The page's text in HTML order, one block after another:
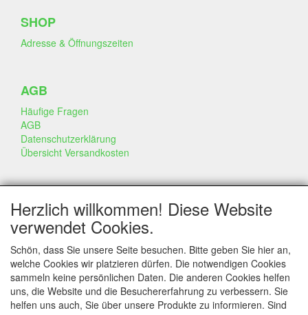
SHOP
Adresse & Öffnungszeiten
AGB
Häufige Fragen
AGB
Datenschutzerklärung
Übersicht Versandkosten
GESCHÄFT & INFO
Kontakt
Firmen Information
Portfolio
Disclaimer
Statement & Umwelt
Torten mit Dummies
Herzlich willkommen! Diese Website
verwendet Cookies.
Schön, dass Sie unsere Seite besuchen. Bitte geben Sie hier an,
welche Cookies wir platzieren dürfen. Die notwendigen Cookies
sammeln keine persönlichen Daten. Die anderen Cookies helfen
uns, die Website und die Besuchererfahrung zu verbessern. Sie
helfen uns auch, Sie über unsere Produkte zu informieren. Sind